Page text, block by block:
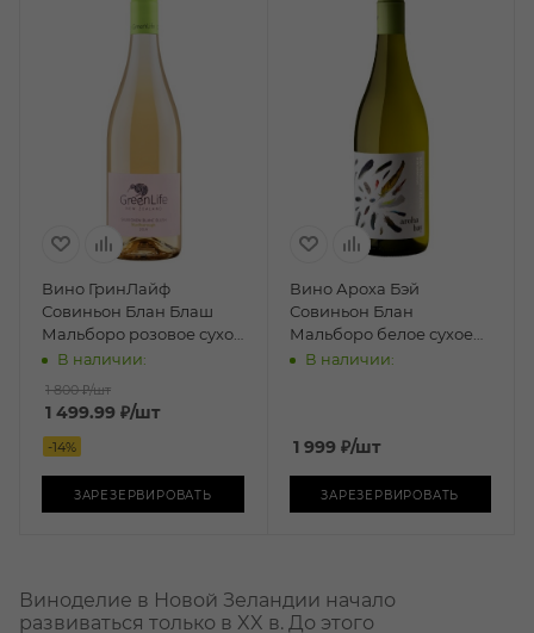
Вино ГринЛайф
Совиньон Блан Блаш
Мальборо розовое сухое
0,75л
В наличии:
1 800 ₽/шт
1 499.99 ₽/шт
-14%
ЗАРЕЗЕРВИРОВАТЬ
Вино Ароха Бэй
Совиньон Блан
Мальборо белое сухое
0,75л
В наличии:
1 999₽/шт
ЗАРЕЗЕРВИРОВАТЬ
Виноделие в Новой Зеландии начало
развиваться только в XX в. До этого